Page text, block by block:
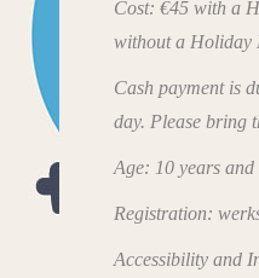
Cost: €45 with a
without a Holiday
Cash payment is
day. Please bring
Age: 10 years and
Registration:
Accessibility and